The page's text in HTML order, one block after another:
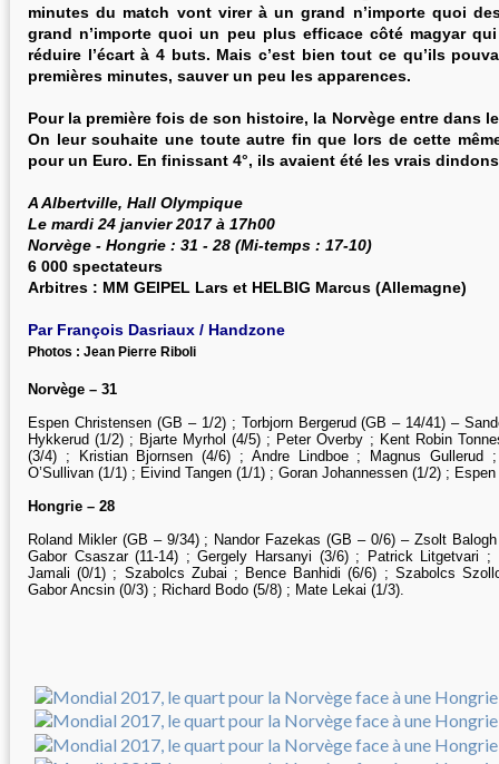
minutes du match vont virer à un grand n’importe quoi
grand n’importe quoi un peu plus efficace côté magyar
réduire l’écart à 4 buts. Mais c’est bien tout ce qu’ils
premières minutes, sauver un peu les apparences.
Pour la première fois de son histoire, la Norvège entre dans
On leur souhaite une toute autre fin que lors de cette
pour un Euro. En finissant 4°, ils avaient été les vrais
A Albertville, Hall Olympique
Le mardi 24 janvier 2017 à 17h00
Norvège - Hongrie : 31 - 28 (Mi-temps : 17-10)
6 000 spectateurs
Arbitres : MM GEIPEL Lars et HELBIG Marcus (Allemagne)
Par François Dasriaux / Handzone
Photos : Jean Pierre Riboli
Norvège – 31
Espen Christensen (GB – 1/2) ; Torbjorn Bergerud (GB – 14/41) –
Hykkerud (1/2) ; Bjarte Myrhol (4/5) ; Peter Overby ; Kent Robin
(3/4) ; Kristian Bjornsen (4/6) ; Andre Lindboe ; Magnus Gullerud
O’Sullivan (1/1) ; Eivind Tangen (1/1) ; Goran Johannessen (1/2) ;
Hongrie – 28
Roland Mikler (GB – 9/34) ; Nandor Fazekas (GB – 0/6) – Zsolt
Gabor Csaszar (11-14) ; Gergely Harsanyi (3/6) ; Patrick Litgetvari
Jamali (0/1) ; Szabolcs Zubai ; Bence Banhidi (6/6) ; Szabolcs
Gabor Ancsin (0/3) ; Richard Bodo (5/8) ; Mate Lekai (1/3).